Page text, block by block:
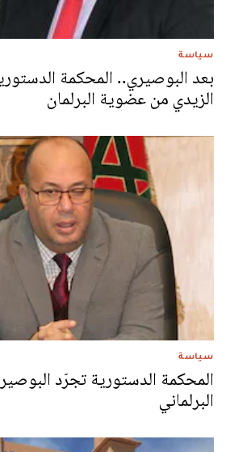
سياسة
بعد البوصيري.. المحكمة
الزيدي من عضوية البرلمان
سياسة
المحكمة الدستورية تجرّد
البرلماني